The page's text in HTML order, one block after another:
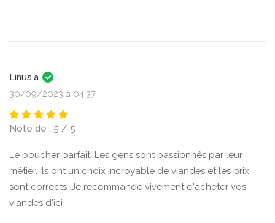
Linus.a
30/09/2023 à 04:37
Note de : 5 / 5
Le boucher parfait. Les gens sont passionnés par leur
métier. Ils ont un choix incroyable de viandes et les prix
sont corrects. Je recommande vivement d'acheter vos
viandes d'ici